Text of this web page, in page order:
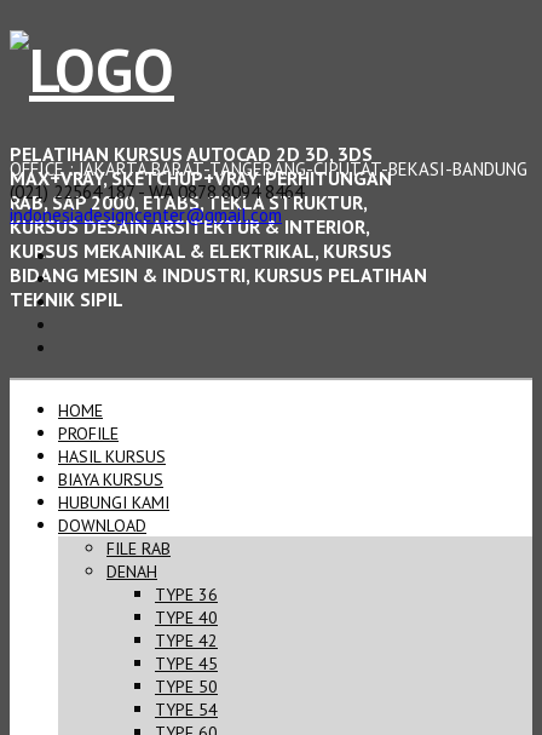
PELATIHAN KURSUS AUTOCAD 2D 3D, 3DS
MAX+VRAY, SKETCHUP+VRAY, PERHITUNGAN
RAB, SAP 2000, ETABS, TEKLA STRUKTUR,
KURSUS DESAIN ARSITEKTUR & INTERIOR,
KURSUS MEKANIKAL & ELEKTRIKAL, KURSUS
BIDANG MESIN & INDUSTRI, KURSUS PELATIHAN
TEKNIK SIPIL
OFFICE : JAKARTA BARAT-TANGERANG-CIPUTAT-BEKASI-BANDUNG
(021) 22564 187 - WA 0878 8094 8464
indonesiadesigncenter@gmail.com
HOME
PROFILE
HASIL KURSUS
BIAYA KURSUS
HUBUNGI KAMI
DOWNLOAD
FILE RAB
DENAH
TYPE 36
TYPE 40
TYPE 42
TYPE 45
TYPE 50
TYPE 54